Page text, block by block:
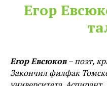
Егор
Егор Евсюков– поэт,
Закончил филфак